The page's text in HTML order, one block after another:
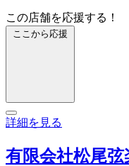
この店舗を応援する！
ここから応援
詳細を見る
有限会社松尾